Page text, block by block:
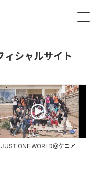
シャルサイト
JUST ONE WORLD@ケニア